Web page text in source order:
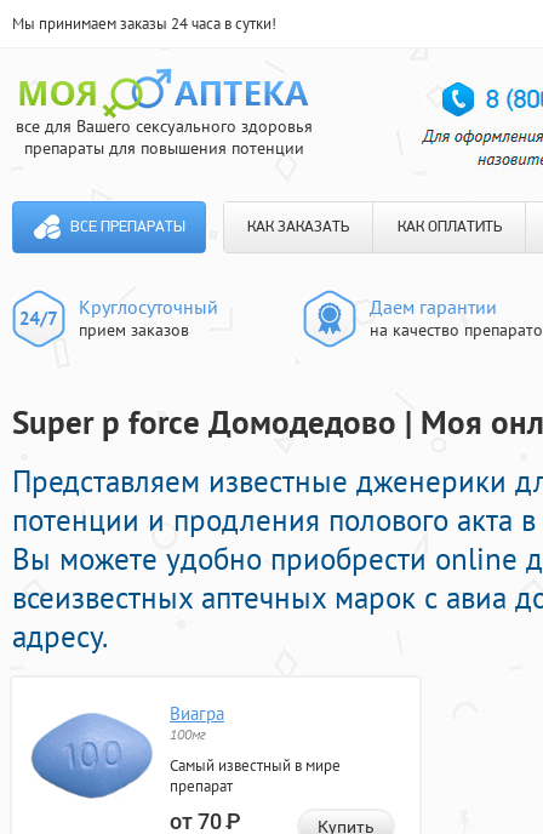
Мы принимаем заказы 24 часа в сутки!
все для Вашего сексуального здоровья
препараты для повышения потенции
ВСЕ ПРЕПАРАТЫ КАК ЗАКАЗАТЬ КАК ОПЛАТИТЬ
Круглосуточный
прием заказов
Даем гарантии
на качество
Super p force Домодедово | Моя
Представляем известные дженерики
потенции и продления полового акта
Вы можете удобно приобрести online
всеизвестных аптечных марок с авиа
адресу.
Виагра
100мг
Самый известный в мире
препарат
от 70Р Купить